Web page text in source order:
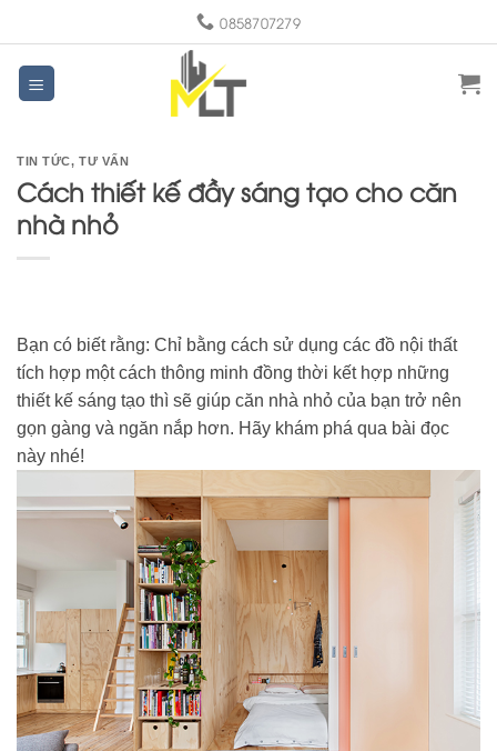
to
content
0858707279
TIN TỨC,TƯ VẤN
Cách thiết kế đầy sáng tạo cho căn
nhà nhỏ
Bạn có biết rằng: Chỉ bằng cách sử dụng các đồ nội thất
tích hợp một cách thông minh đồng thời kết hợp những
thiết kế sáng tạo thì sẽ giúp căn nhà nhỏ của bạn trở nên
gọn gàng và ngăn nắp hơn. Hãy khám phá qua bài đọc
này nhé!